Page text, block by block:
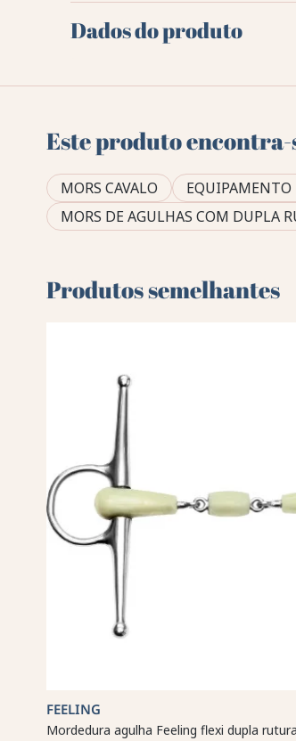
Dados do produto
Este produto encontra-
MORS CAVALO EQUIPAMENTO
MORS DE AGULHAS COM DUPLA
Produtos semelhantes
FEELING
Mordedura agulha Feeling flexi dupla rutura